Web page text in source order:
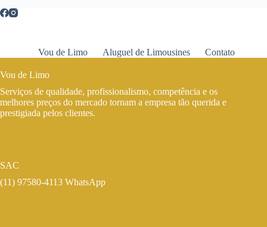
Vou de Limo Aluguel de Limousines Contato
Vou de Limo
Serviços de qualidade, profissionalismo, competência e os
melhores preços do mercado tornam a empresa tão querida e
prestigiada pelos clientes.
SAC
(11) 97580-4113 WhatsApp